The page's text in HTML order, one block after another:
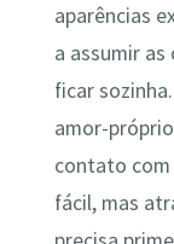
aparências
a assumir
ficar
amor-
contato com
fácil, mas